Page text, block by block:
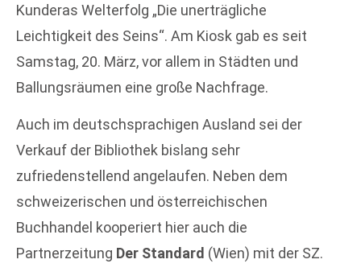
Kunderas Welterfolg „Die unerträgliche
Leichtigkeit des Seins“. Am Kiosk gab es seit
Samstag, 20. März, vor allem in Städten und
Ballungsräumen eine große Nachfrage.
Auch im deutschsprachigen Ausland sei der
Verkauf der Bibliothek bislang sehr
zufriedenstellend angelaufen. Neben dem
schweizerischen und österreichischen
Buchhandel kooperiert hier auch die
Partnerzeitung Der Standard (Wien) mit der SZ.